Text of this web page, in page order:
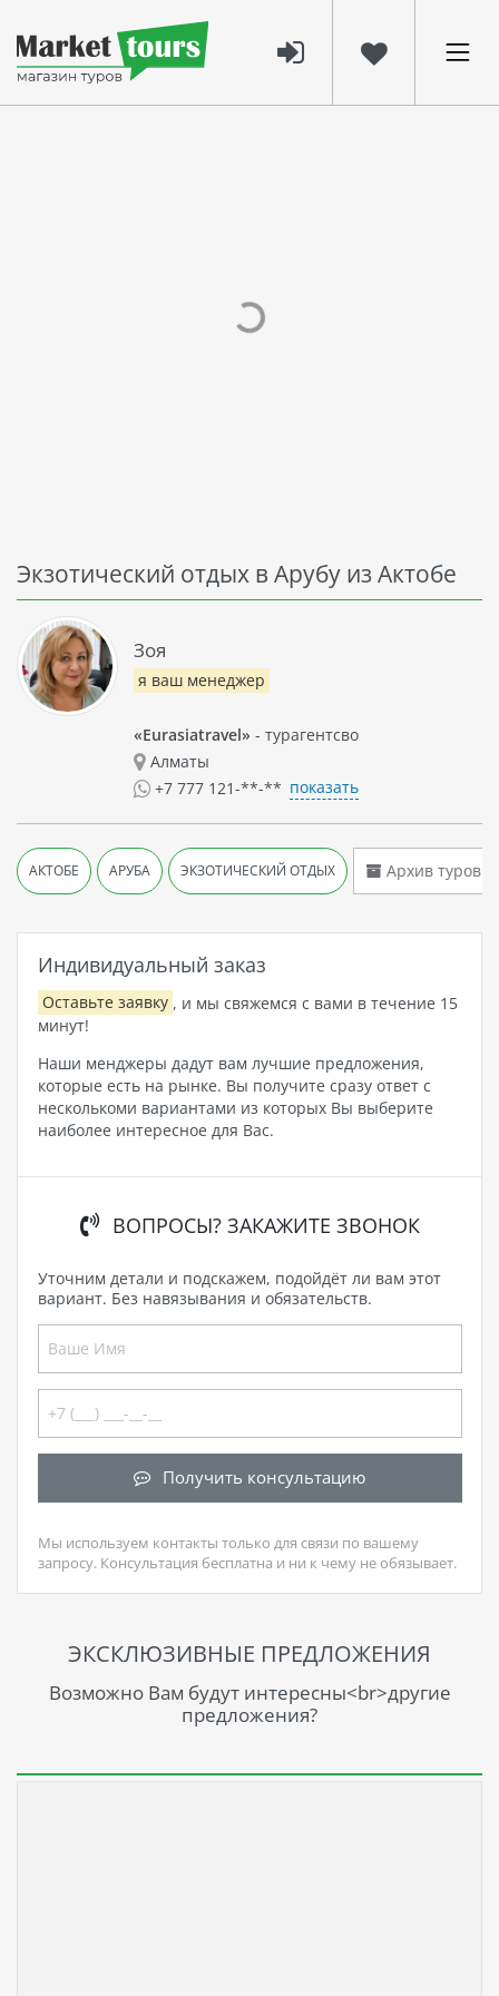
Экзотический отдых в Арубу из Актобе
Индивидуальный заказ
Оставьте заявку , и мы свяжемся с вами в течение 15
минут!
Наши менджеры дадут вам лучшие предложения,
которые есть на рынке. Вы получите сразу ответ с
несколькоми вариантами из которых Вы выберите
наиболее интересное для Вас.
ВОПРОСЫ? ЗАКАЖИТЕ ЗВОНОК
Уточним детали и подскажем, подойдёт ли вам этот
вариант. Без навязывания и обязательств.
Получить консультацию
Мы используем контакты только для связи по вашему
запросу. Консультация бесплатна и ни к чему не обязывает.
ЭКСКЛЮЗИВНЫЕ ПРЕДЛОЖЕНИЯ
Возможно Вам будут интересны<br>другие
предложения?
Зоя
я ваш менеджер
«Eurasiatravel» - турагентсво
Алматы
+7 777 121-**-** показать
АКТОБЕ АРУБА ЭКЗОТИЧЕСКИЙ ОТДЫХ Архив туров